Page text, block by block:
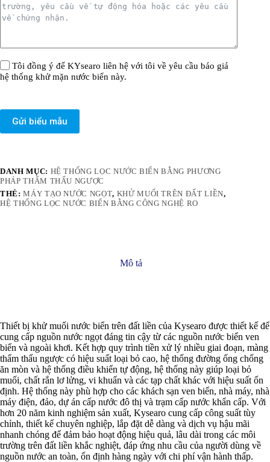
Tôi đồng ý để KYsearo liên hệ với tôi về yêu cầu báo giá
hệ thống khử mặn nước biển này.
Gửi biểu mẫu
DANH MỤC: HỆ THỐNG LỌC NƯỚC BIỂN BẰNG PHƯƠNG
PHÁP THẨM THẤU NGƯỢC
THẺ:MÁY TẠO NƯỚC NGỌT, KHỬ MUỐI TRÊN ĐẤT LIỀN,
HỆ THỐNG LỌC NƯỚC BIỂN BẰNG CÔNG NGHỆ RO
Mô tả
Thiết bị khử muối nước biển trên đất liền của Kysearo được thiết kế để
cung cấp nguồn nước ngọt đáng tin cậy từ các nguồn nước biển ven
biển và ngoài khơi. Kết hợp quy trình tiền xử lý nhiều giai đoạn, màng
thẩm thấu ngược có hiệu suất loại bỏ cao, hệ thống đường ống chống
ăn mòn và hệ thống điều khiển tự động, hệ thống này giúp loại bỏ
muối, chất rắn lơ lửng, vi khuẩn và các tạp chất khác với hiệu suất ổn
định. Hệ thống này phù hợp cho các khách sạn ven biển, nhà máy, nhà
máy điện, đảo, dự án cấp nước đô thị và trạm cấp nước khẩn cấp. Với
hơn 20 năm kinh nghiệm sản xuất, Kysearo cung cấp công suất tùy
chỉnh, thiết kế chuyên nghiệp, lắp đặt dễ dàng và dịch vụ hậu mãi
nhanh chóng để đảm bảo hoạt động hiệu quả, lâu dài trong các môi
trường trên đất liền khắc nghiệt, đáp ứng nhu cầu của người dùng về
nguồn nước an toàn, ổn định hàng ngày với chi phí vận hành thấp.